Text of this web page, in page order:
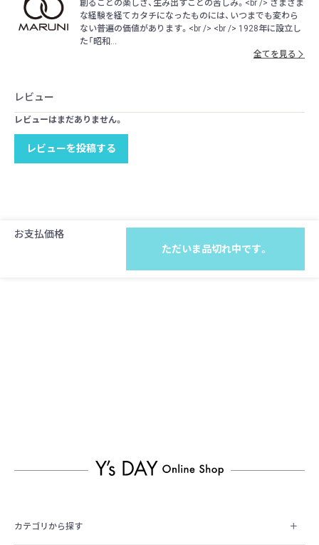
創ることの楽しさ、生み出すことの苦しみ。<br /> さまざま
な経験を経てカタチになったものには、いつまでも変わら
ない普遍の価値があります。<br /> <br /> 1928年に設立し
た「昭和...
全てを見る
レビュー
レビューはまだありません。
レビューを投稿する
お支払価格
ただいま品切れ中です。
カテゴリから探す